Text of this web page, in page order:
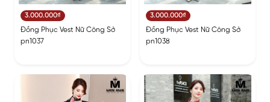
3.000.000₫
Đồng Phục Vest Nữ Công Sở
pn1037
3.000.000₫
Đồng Phục Vest Nữ Công Sở
pn1038